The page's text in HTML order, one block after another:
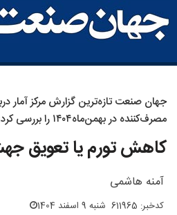
جهان‌ صنعت تازه‌ترین گزارش مرکز آمار
مصرف‌کننده در بهمن‌ماه۱۴۰۴ را بررسی کرد:
کاهش تورم یا تعویق
آمنه هاشمی
کدخبر: 611965 شنبه 9 اسفند 1404